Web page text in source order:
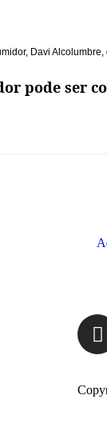
, Davi Alcolumbre,
pode ser